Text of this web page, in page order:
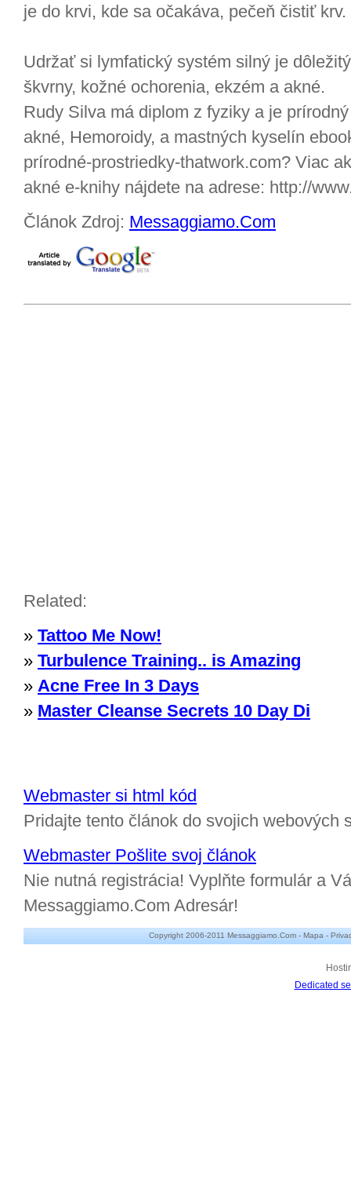
je do krvi, kde sa očakáva, pečeň čistiť krv.
Udržať si lymfatický systém silný je
škvrny, kožné ochorenia, ekzém a akné.
Rudy Silva má diplom z fyziky a je
akné, Hemoroidy, a mastných kyselín
prírodné-prostriedky-thatwork.com? Viac
akné e-knihy nájdete na adrese: http://
Článok Zdroj: Messaggiamo.Com
Related:
» Tattoo Me Now!
» Turbulence Training.. is Amazing
» Acne Free In 3 Days
» Master Cleanse Secrets 10 Day Di
Webmaster si html kód
Pridajte tento článok do svojich webových
Webmaster Pošlite svoj článok
Nie nutná registrácia! Vyplňte formulár a
Messaggiamo.Com Adresár!
Copyright 2006-2011 Messaggiamo.Com - Mapa -
Dedicated